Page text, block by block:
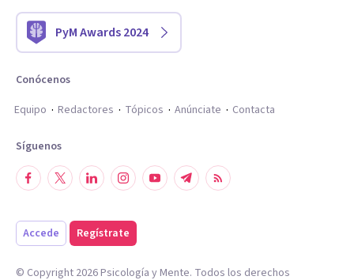
PyM Awards 2024
Conócenos
Equipo
Redactores Tópicos Anúnciate Contacta
Síguenos
Accede Regístrate
© Copyright 2026Psicología y Mente. Todos los derechos